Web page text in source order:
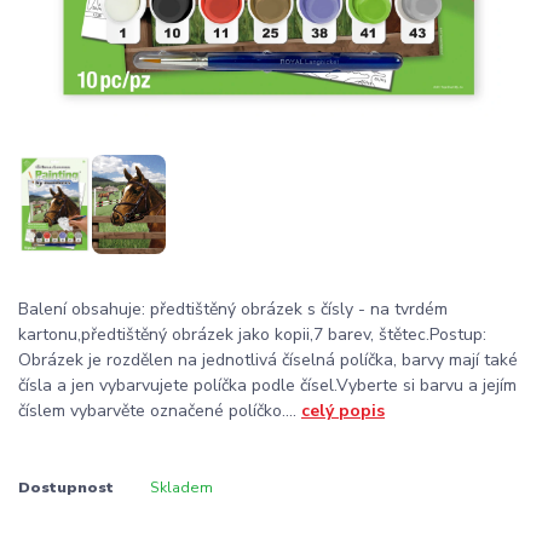
Balení obsahuje: předtištěný obrázek s čísly - na tvrdém
kartonu,předtištěný obrázek jako kopii,7 barev, štětec.Postup:
Obrázek je rozdělen na jednotlivá číselná políčka, barvy mají také
čísla a jen vybarvujete políčka podle čísel.Vyberte si barvu a jejím
číslem vybarvěte označené políčko.... celý popis
Dostupnost Skladem